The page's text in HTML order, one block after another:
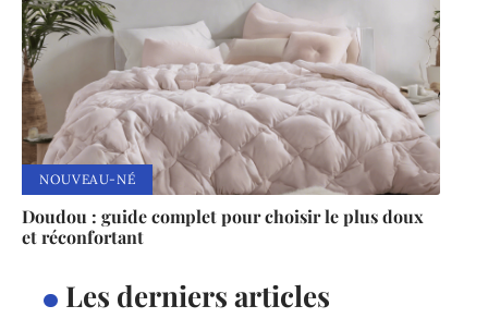
NOUVEAU-NÉ
Doudou : guide complet pour choisir le plus doux
et réconfortant
Les derniers articles